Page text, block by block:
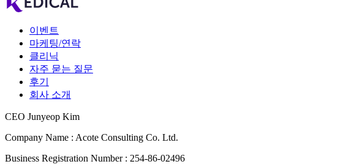
이벤트
마케팅/연락
클리닉
자주 묻는 질문
후기
회사 소개
CEO Junyeop Kim
Company Name : Acote Consulting Co. Ltd.
Business Registration Number : 254-86-02496